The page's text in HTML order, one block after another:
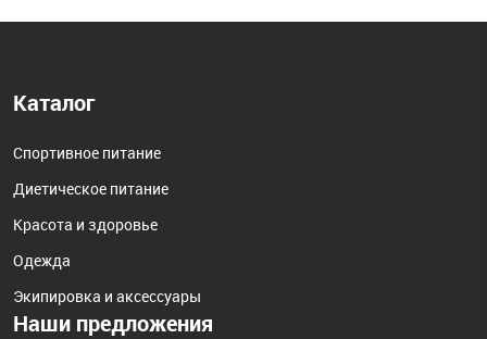
Каталог
Спортивное питание
Диетическое питание
Красота и здоровье
Одежда
Экипировка и аксессуары
Наши предложения